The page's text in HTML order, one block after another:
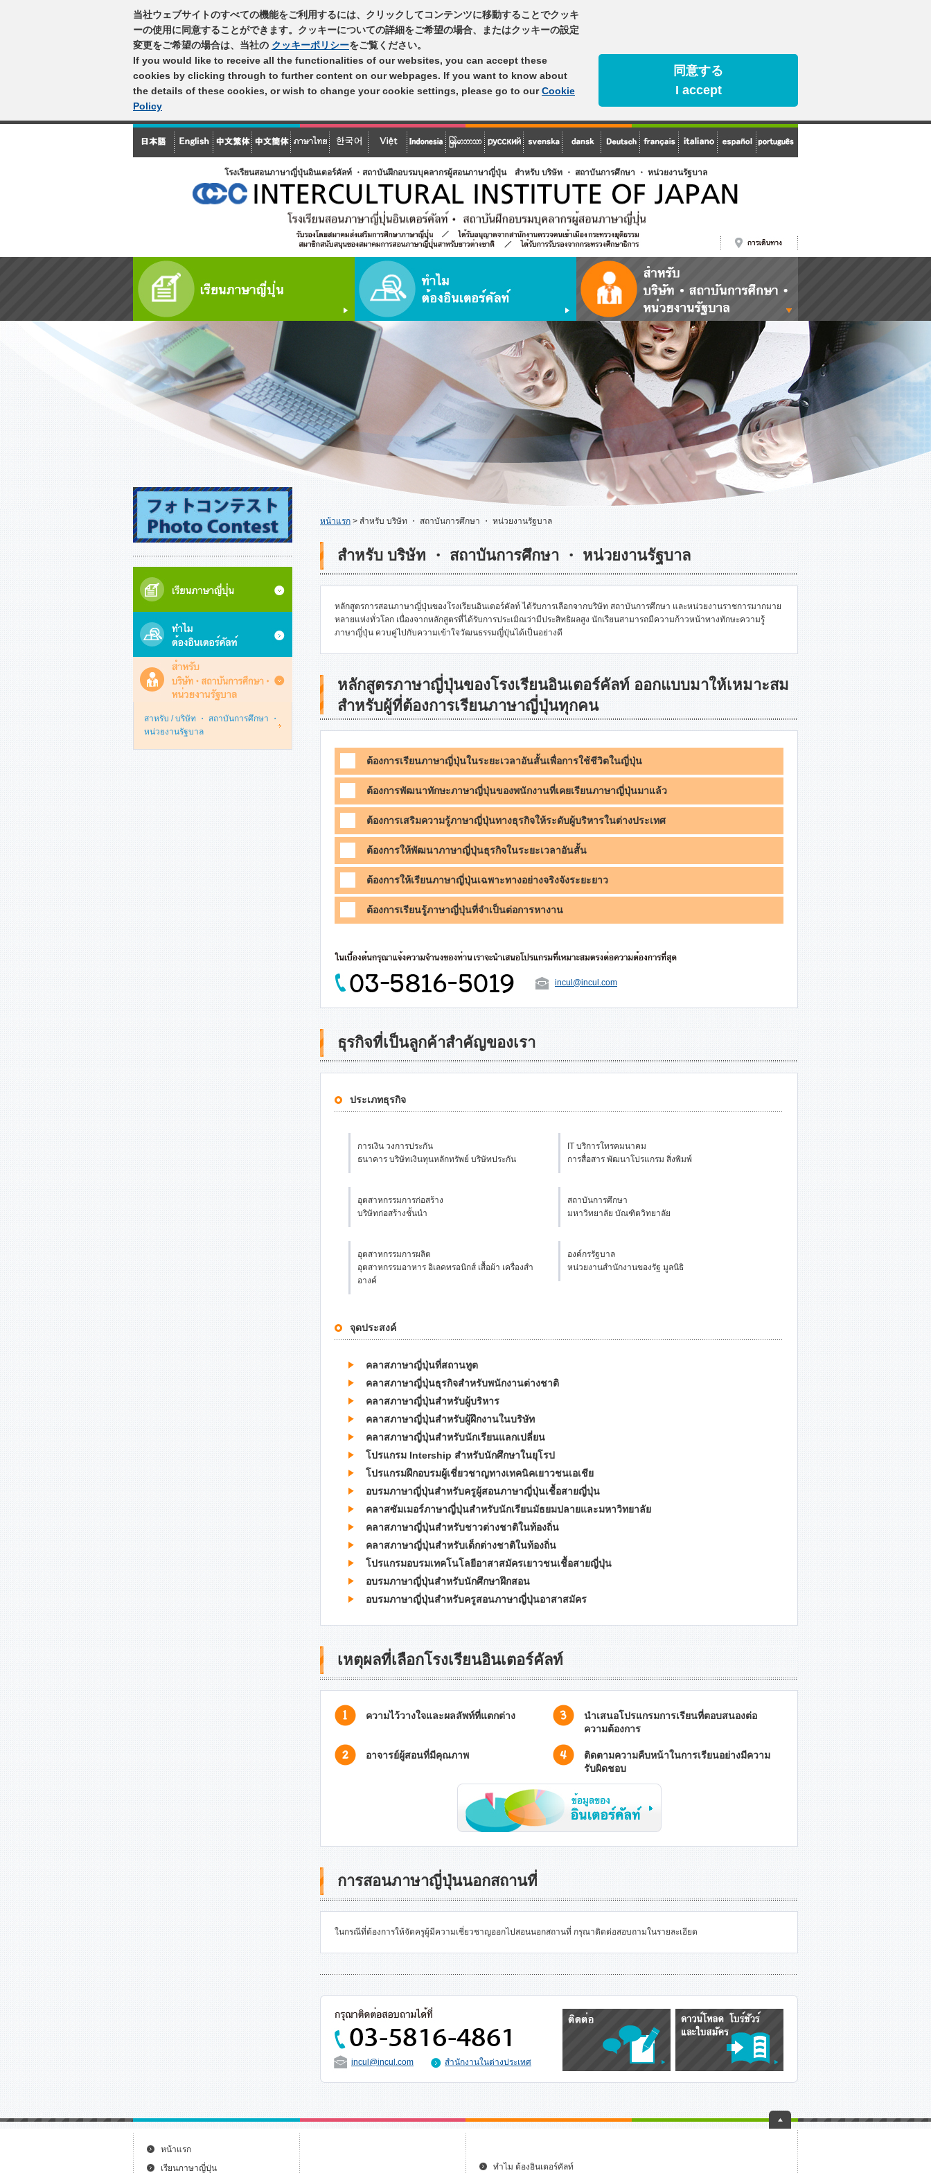
当社ウェブサイトのすべての機能をご利用するには、クリックしてコンテンツに移動することでクッキ
ーの使用に同意することができます。クッキーについての詳細をご希望の場合、またはクッキーの設定
変更をご希望の場合は、当社の クッキーポリシーをご覧ください。
If you would like to receive all the functionalities of our websites, you can accept these
cookies by clicking through to further content on our webpages. If you want to know about
the details of these cookies, or wish to change your cookie settings, please go to ourCookie
Policy
同意する
I accept
โรงเรียนสอนภาษาญี่ปุ่นอินเตอร์คัลท์ ・สถาบันฝึกอบรมบุคลากรผู้สอนภาษาญี่ปุ่น สำหรับ บริษัท ・ สถาบันการศึกษา ・ หน่วยงานรัฐบาล
หน้าแรก > สำหรับ บริษัท ・ สถาบันการศึกษา ・ หน่วยงานรัฐบาล
สำหรับ บริษัท ・ สถาบันการศึกษา ・ หน่วยงานรัฐบาล
หลักสูตรการสอนภาษาญี่ปุ่นของโรงเรียนอินเตอร์คัลท์ ได้รับการเลือกจากบริษัท สถาบันการศึกษา และหน่วยงานราชการมากมาย
หลายแห่งทั่วโลก เนื่องจากหลักสูตรที่ได้รับการประเมิณว่ามีประสิทธิผลสูง นักเรียนสามารถมีความก้าวหน้าทางทักษะความรู้
ภาษาญี่ปุ่น ควบคู่ไปกับความเข้าใจวัฒนธรรมญี่ปุ่นได้เป็นอย่างดี
หลักสูตรภาษาญี่ปุ่นของโรงเรียนอินเตอร์คัลท์ ออกแบบมาให้เหมาะสม
สำหรับผู้ที่ต้องการเรียนภาษาญี่ปุ่นทุกคน
ต้องการเรียนภาษาญี่ปุ่นในระยะเวลาอันสั้นเพื่อการใช้ชีวิตในญี่ปุ่น
ต้องการพัฒนาทักษะภาษาญี่ปุ่นของพนักงานที่เคยเรียนภาษาญี่ปุ่นมาแล้ว
ต้องการเสริมความรู้ภาษาญี่ปุ่นทางธุรกิจให้ระดับผู้บริหารในต่างประเทศ
ต้องการให้พัฒนาภาษาญี่ปุ่นธุรกิจในระยะเวลาอันสั้น
ต้องการให้เรียนภาษาญี่ปุ่นเฉพาะทางอย่างจริงจังระยะยาว
ต้องการเรียนรู้ภาษาญี่ปุ่นที่จำเป็นต่อการหางาน
incul@incul.com
ธุรกิจที่เป็นลูกค้าสำคัญของเรา
ประเภทธุรกิจ
การเงิน วงการประกัน
ธนาคาร บริษัทเงินทุนหลักทรัพย์ บริษัทประกัน
IT บริการโทรคมนาคม
การสื่อสาร พัฒนาโปรแกรม สิ่งพิมพ์
อุตสาหกรรมการก่อสร้าง
บริษัทก่อสร้างชั้นนำ
สถาบันการศึกษา
มหาวิทยาลัย บัณฑิตวิทยาลัย
อุตสาหกรรมการผลิต
อุตสาหกรรมอาหาร อิเลคทรอนิกส์ เสื้อผ้า เครื่องสำ
อางค์
องค์กรรัฐบาล
หน่วยงานสำนักงานของรัฐ มูลนิธิ
จุดประสงค์
คลาสภาษาญี่ปุ่นที่สถานทูต
คลาสภาษาญี่ปุ่นธุรกิจสำหรับพนักงานต่างชาติ
คลาสภาษาญี่ปุ่นสำหรับผู้บริหาร
คลาสภาษาญี่ปุ่นสำหรับผู้ฝึกงานในบริษัท
คลาสภาษาญี่ปุ่นสำหรับนักเรียนแลกเปลี่ยน
โปรแกรม Intership สำหรับนักศึกษาในยุโรป
โปรแกรมฝึกอบรมผู้เชี่ยวชาญทางเทคนิคเยาวชนเอเชีย
อบรมภาษาญี่ปุ่นสำหรับครูผู้สอนภาษาญี่ปุ่นเชื้อสายญี่ปุ่น
คลาสซัมเมอร์ภาษาญี่ปุ่นสำหรับนักเรียนมัธยมปลายและมหาวิทยาลัย
คลาสภาษาญี่ปุ่นสำหรับชาวต่างชาติในท้องถิ่น
คลาสภาษาญี่ปุ่นสำหรับเด็กต่างชาติในท้องถิ่น
โปรแกรมอบรมเทคโนโลยีอาสาสมัครเยาวชนเชื้อสายญี่ปุ่น
อบรมภาษาญี่ปุ่นสำหรับนักศึกษาฝึกสอน
อบรมภาษาญี่ปุ่นสำหรับครูสอนภาษาญี่ปุ่นอาสาสมัคร
เหตุผลที่เลือกโรงเรียนอินเตอร์คัลท์
ความไว้วางใจและผลลัพท์ที่แตกต่าง
นำเสนอโปรแกรมการเรียนที่ตอบสนองต่อ
ความต้องการ
อาจารย์ผู้สอนที่มีคุณภาพ
ติดตามความคืบหน้าในการเรียนอย่างมีความ
รับผิดชอบ
การสอนภาษาญี่ปุ่นนอกสถานที่
ในกรณีที่ต้องการให้จัดครูผู้มีความเชี่ยวชาญออกไปสอนนอกสถานที่ กรุณาติดต่อสอบถามในรายละเอียด
incul@incul.com สำนักงานในต่างประเทศ
สาหรับ / บริษัท ・ สถาบันการศึกษา ・
หน่วยงานรัฐบาล
หน้าแรก
เรียนภาษาญี่ปุ่น
ทำไม ต้องอินเตอร์คัลท์